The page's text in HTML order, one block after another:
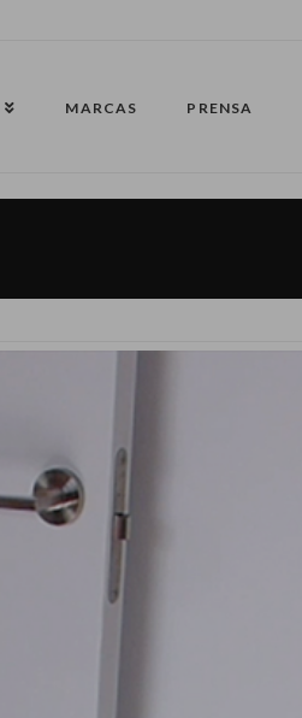
MARCAS PRENSA